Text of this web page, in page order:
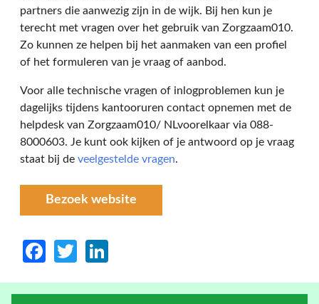
partners die aanwezig zijn in de wijk. Bij hen kun je
terecht met vragen over het gebruik van Zorgzaam010.
Zo kunnen ze helpen bij het aanmaken van een profiel
of het formuleren van je vraag of aanbod.
Voor alle technische vragen of inlogproblemen kun je
dagelijks tijdens kantooruren contact opnemen met de
helpdesk van Zorgzaam010/ NLvoorelkaar via 088-
8000603. Je kunt ook kijken of je antwoord op je vraag
staat bij de veelgestelde vragen.
Bezoek website
Facebook
Twitter